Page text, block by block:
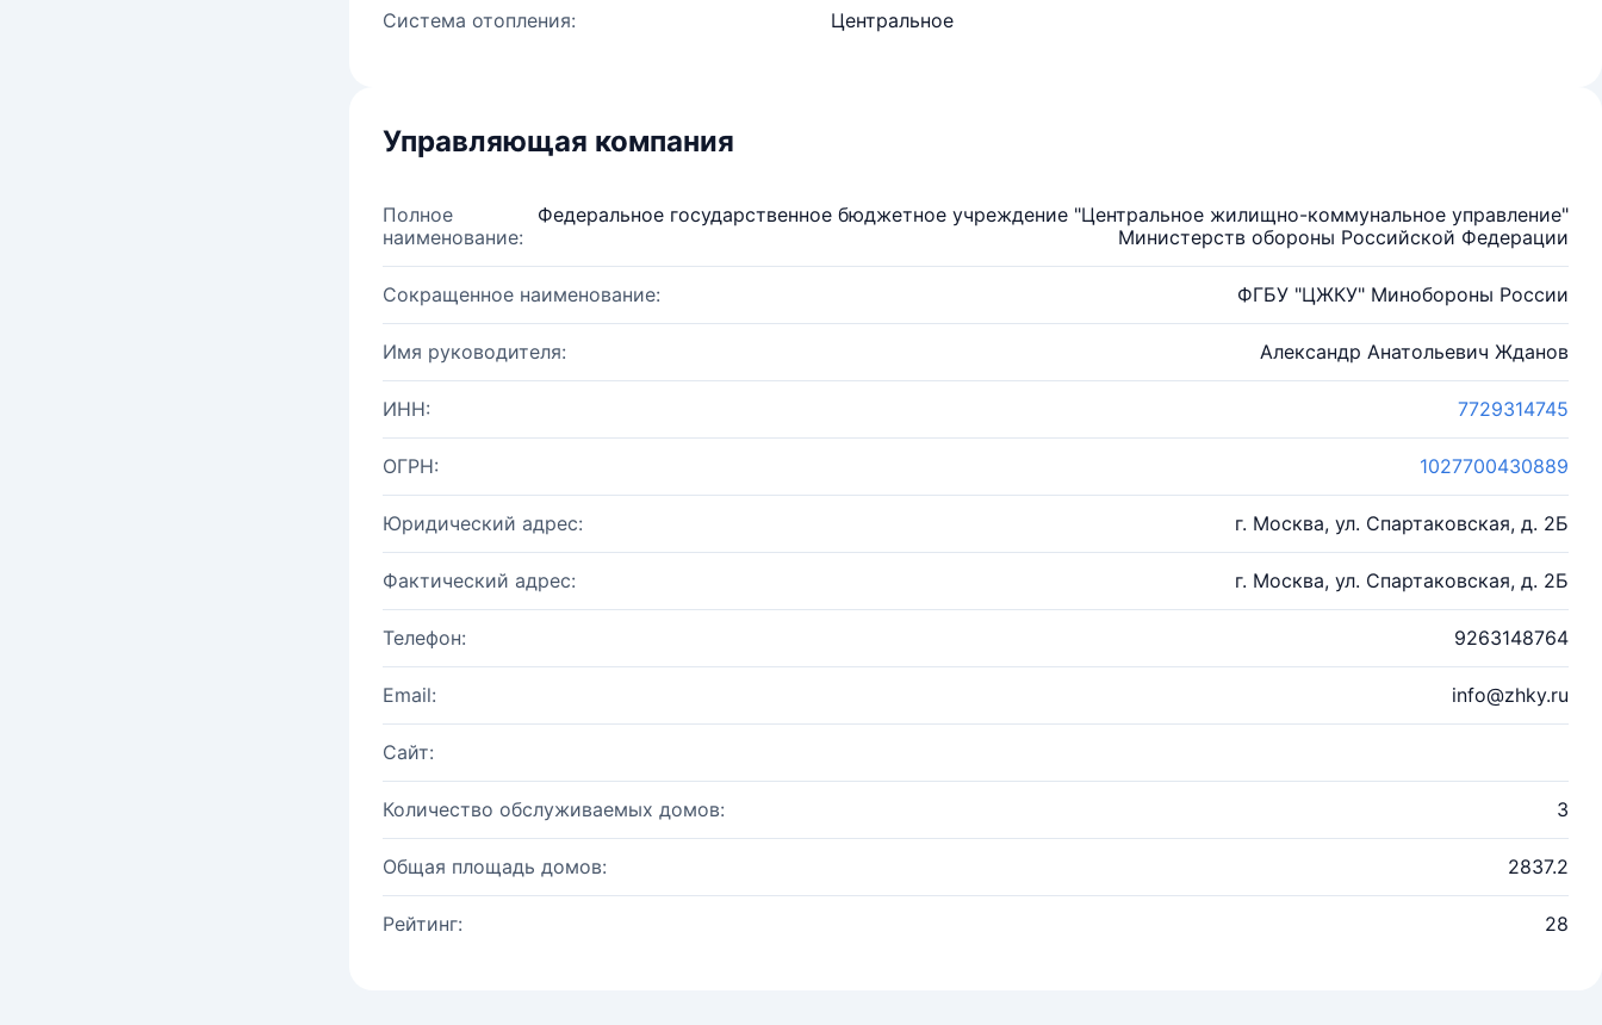
Система отопления: Центральное
Управляющая компания
Полное
наименование:
Федеральное государственное бюджетное учреждение "Центральное жилищно-коммунальное управление"
Министерств обороны Российской Федерации
Сокращенное наименование: ФГБУ "ЦЖКУ" Минобороны России
Имя руководителя: Александр Анатольевич Жданов
ИНН: 7729314745
ОГРН: 1027700430889
Юридический адрес: г. Москва, ул. Спартаковская, д. 2Б
Фактический адрес: г. Москва, ул. Спартаковская, д. 2Б
Телефон: 9263148764
Email: info@zhky.ru
Сайт:
Количество обслуживаемых домов: 3
Общая площадь домов: 2837.2
Рейтинг: 28